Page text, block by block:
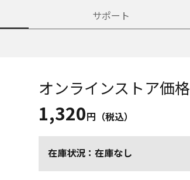
サポート
オンラインストア価格
1,320円（税込）
在庫状況：在庫なし